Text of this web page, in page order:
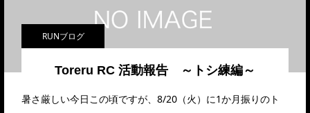
RUNブログ
Toreru RC 活動報告 ～トシ練編～
暑さ厳しい今日この頃ですが、8/20（火）に1か月振りのト